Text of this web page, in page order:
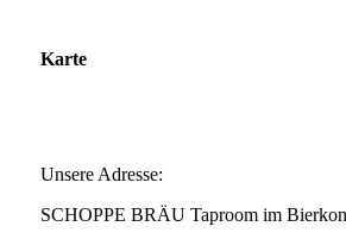
Karte
Unsere Adresse:
SCHOPPE BRÄU Taproom im